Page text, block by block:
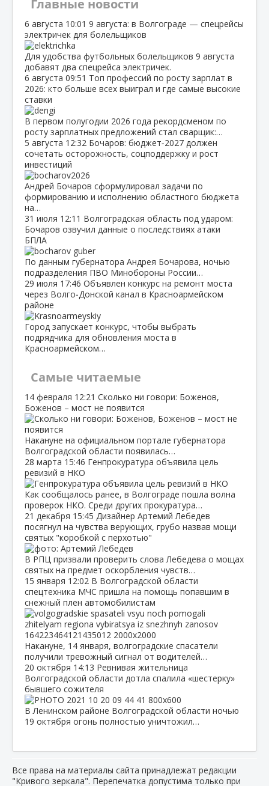
Главные новости
6 августа 10:01 9 августа: в Волгограде — спецрейсы
электричек для болельщиков
Для удобства футбольных болельщиков 9 августа
добавят два спецрейса электричек.
6 августа 09:51 Топ профессий по росту зарплат в
2026: кто больше всех выиграл и где самые высокие
ставки
В первом полугодии 2026 года рекордсменом по
росту зарплатных предложений стал сварщик:…
5 августа 12:32 Бочаров: бюджет‑2027 должен
сочетать осторожность, соцподдержку и рост
инвестиций
Андрей Бочаров сформулировал задачи по
формированию и исполнению областного бюджета
на…
31 июля 12:11 Волгоградская область под ударом:
Бочаров озвучил данные о последствиях атаки
БПЛА
По данным губернатора Андрея Бочарова, ночью
подразделения ПВО Минобороны России…
29 июля 17:46 Объявлен конкурс на ремонт моста
через Волго‑Донской канал в Красноармейском
районе
Город запускает конкурс, чтобы выбрать
подрядчика для обновления моста в
Красноармейском…
Самые читаемые
14 февраля 12:21 Сколько ни говори: Боженов,
Боженов – мост не появится
Накануне на официальном портале губернатора
Волгоградской области появилась…
28 марта 15:46 Генпрокуратура объявила цель
ревизий в НКО
Как сообщалось ранее, в Волгограде пошла волна
проверок НКО. Среди других прокуратура…
21 декабря 15:45 Дизайнер Артемий Лебедев
посягнул на чувства верующих, грубо назвав мощи
святых "коробкой с перхотью"
В РПЦ призвали проверить слова Лебедева о мощах
святых на предмет оскорбления чувств…
15 января 12:02 В Волгоградской области
спецтехника МЧС пришла на помощь попавшим в
снежный плен автомобилистам
Накануне, 14 января, волгоградские спасатели
получили тревожный сигнал от водителей…
20 октября 14:13 Ревнивая жительница
Волгоградской области дотла спалила «шестерку»
бывшего сожителя
В Ленинском районе Волгоградской области ночью
19 октября огонь полностью уничтожил…
Все права на материалы сайта принадлежат редакции
"Кривого зеркала". Перепечатка допустима только при